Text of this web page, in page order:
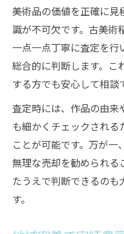
美術品の価値を正確に見
識が不可欠です。古美術
一点一点丁寧に査定を行
総合的に判断します。こ
する方でも安心して相談
査定時には、作品の由
も細かくチェックされ
ことが可能です。万が
無理な売却を勧められる
たうえで判断できるのも
す。